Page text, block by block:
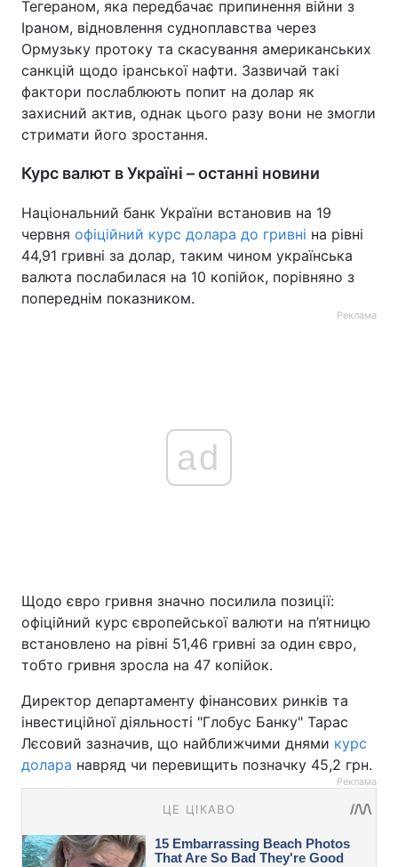
Тегераном, яка передбачає припинення війни з
Іраном, відновлення судноплавства через
Ормузьку протоку та скасування американських
санкцій щодо іранської нафти. Зазвичай такі
фактори послаблюють попит на долар як
захисний актив, однак цього разу вони не змогли
стримати його зростання.
Курс валют в Україні – останні новини
Національний банк України встановив на 19
червня офіційний курс долара до гривні на рівні
44,91 гривні за долар, таким чином українська
валюта послабилася на 10 копійок, порівняно з
попереднім показником.
Реклама
ad
Щодо євро гривня значно посилила позиції:
офіційний курс європейської валюти на п’ятницю
встановлено на рівні 51,46 гривні за один євро,
тобто гривня зросла на 47 копійок.
Директор департаменту фінансових ринків та
інвестиційної діяльності "Глобус Банку" Тарас
Лєсовий зазначив, що найближчими днями курс
долара навряд чи перевищить позначку 45,2 грн.
Реклама